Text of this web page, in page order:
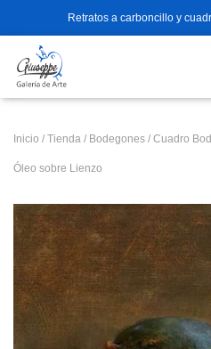
Retratos a carboncillo y
Inicio / Tienda / Bodegones / Cuadro
Óleo sobre Lienzo